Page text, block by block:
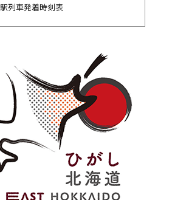
列車発着時刻表